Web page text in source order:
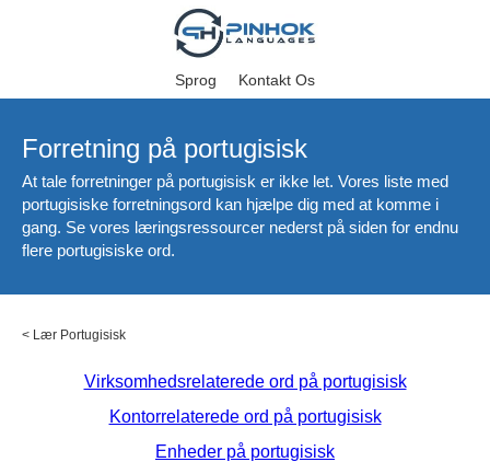
Sprog Kontakt Os
Forretning på portugisisk
At tale forretninger på portugisisk er ikke let. Vores liste med
portugisiske forretningsord kan hjælpe dig med at komme i
gang. Se vores læringsressourcer nederst på siden for endnu
flere portugisiske ord.
< Lær Portugisisk
Virksomhedsrelaterede ord på portugisisk
Kontorrelaterede ord på portugisisk
Enheder på portugisisk